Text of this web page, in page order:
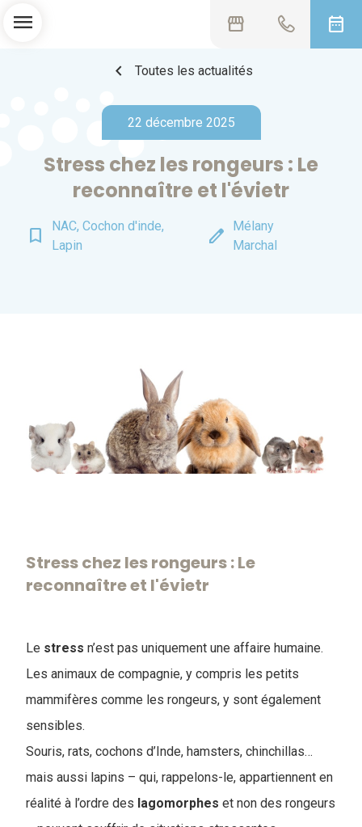
storefront date_range
menu
chevron_left Toutes les actualités
22 décembre 2025
Stress chez les rongeurs : Le
reconnaître et l'évietr
bookmark_border
NAC, Cochon d'inde,
Lapin
edit
Mélany
Marchal
Stress chez les rongeurs : Le
reconnaître et l'évietr
Le stress n’est pas uniquement une affaire humaine.
Les animaux de compagnie, y compris les petits
mammifères comme les rongeurs, y sont également
sensibles.
Souris, rats, cochons d’Inde, hamsters, chinchillas…
mais aussi lapins – qui, rappelons-le, appartiennent en
réalité à l’ordre des lagomorphes et non des rongeurs